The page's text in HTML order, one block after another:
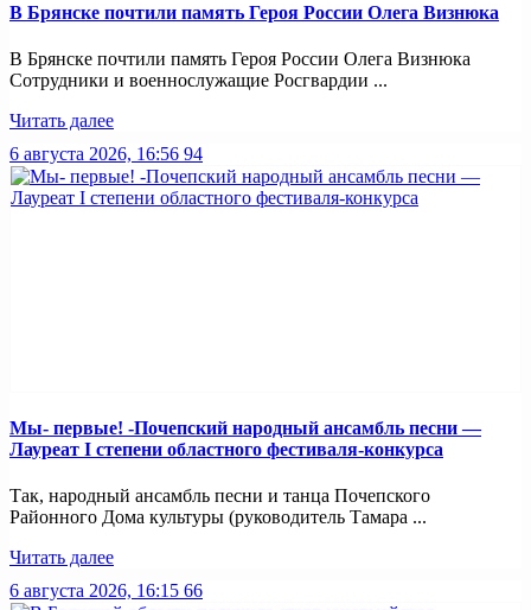
В Брянске почтили память Героя России Олега Визнюка
В Брянске почтили память Героя России Олега Визнюка
Сотрудники и военнослужащие Росгвардии ...
Читать далее
6 августа 2026, 16:56 94
Мы- первые! -Почепский народный ансамбль песни —
Лауреат I степени областного фестиваля-конкурса
Так, народный ансамбль песни и танца Почепского
Районного Дома культуры (руководитель Тамара ...
Читать далее
6 августа 2026, 16:15 66